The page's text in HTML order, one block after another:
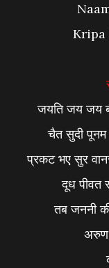
Kripa
जयति जय जय
चैत सुदी
प्रकट भए सुर
दूध पीवत
तब जननी
अरुण